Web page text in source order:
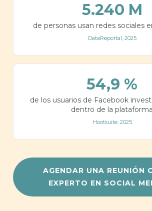
5.240 M
de personas usan redes sociales
DataReportal, 2025
54,9 %
de los usuarios de Facebook
dentro de la plataforma
Hootsuite, 2025
AGENDAR UNA REUNIÓN
EXPERTO EN SOCIAL